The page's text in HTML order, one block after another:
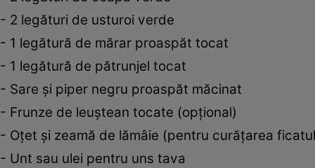
- 2 legături de usturoi verde
- 1 legătură de mărar proaspăt tocat
- 1 legătură de pătrunjel tocat
- Sare și piper negru proaspăt măcinat
- Frunze de leuștean tocate (opțional)
- Oțet și zeamă de lămâie (pentru curățarea
- Unt sau ulei pentru uns tava